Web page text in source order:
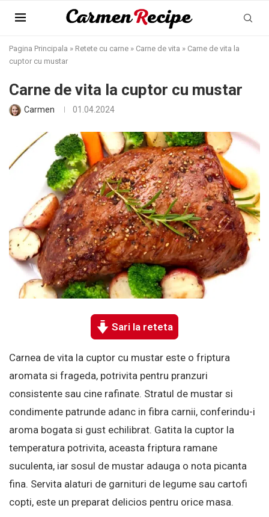
Pagina Principala » Retete cu carne » Carne de vita » Carne de vita la
cuptor cu mustar
Carne de vita la cuptor cu mustar
Carmen 01.04.2024
Sari la reteta
Carnea de vita la cuptor cu mustar este o friptura
aromata si frageda, potrivita pentru pranzuri
consistente sau cine rafinate. Stratul de mustar si
condimente patrunde adanc in fibra carnii, conferindu-i
aroma bogata si gust echilibrat. Gatita la cuptor la
temperatura potrivita, aceasta friptura ramane
suculenta, iar sosul de mustar adauga o nota picanta
fina. Servita alaturi de garnituri de legume sau cartofi
copti, este un preparat delicios pentru orice masa.